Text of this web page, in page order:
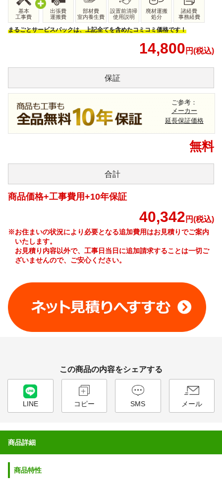
基本
工事費
出張費
運搬費
部材費
室内養生費
設置前清掃
使用説明
廃材運搬
処分
諸経費
事務経費
まるごとサービスパックは、上記全てを含めたコミコミ価格です！
14,800 円(税込)
保証
ご参考：
メーカー
延長保証価格
無料
合計
商品価格+工事費用+10年保証
40,342 円(税込)
※お住まいの状況により必要となる追加費用はお見積りでご案内
いたします。
お見積り内容以外で、工事日当日に追加請求することは一切ご
ざいませんので、ご安心ください。
この商品の内容をシェアする
LINE コピー SMS メール
商品詳細
商品特性